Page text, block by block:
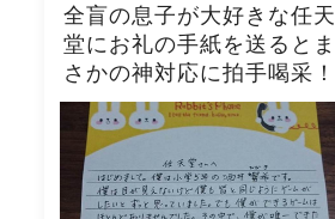
全盲の息子が大好きな任天
堂にお礼の手紙を送るとま
さかの神対応に拍手喝采！